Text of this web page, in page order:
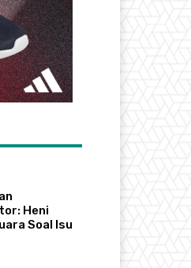
Heni
Soal Isu